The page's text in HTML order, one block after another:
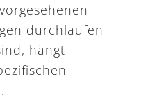
durchlaufen
hängt